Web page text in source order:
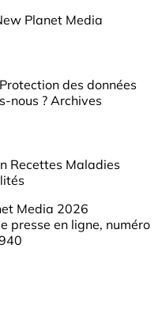
Planet Media
Protection des données
nous ? Archives
Recettes Maladies
Media 2026
presse en ligne, numéro